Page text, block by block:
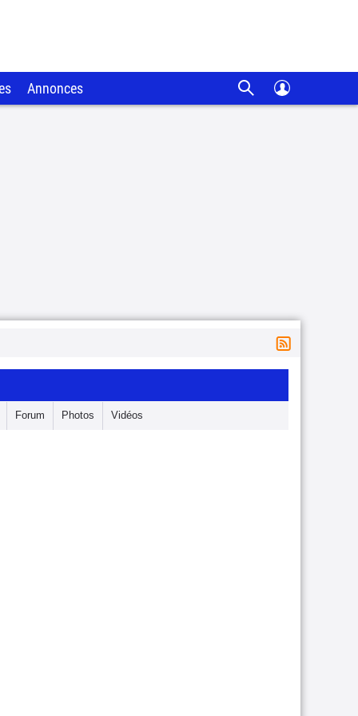
Annonces
Forum Photos Vidéos